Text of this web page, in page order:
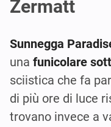
Zermatt
Sunnegga
una funicolare
sciistica che fa
di più ore di luce
trovano invece a